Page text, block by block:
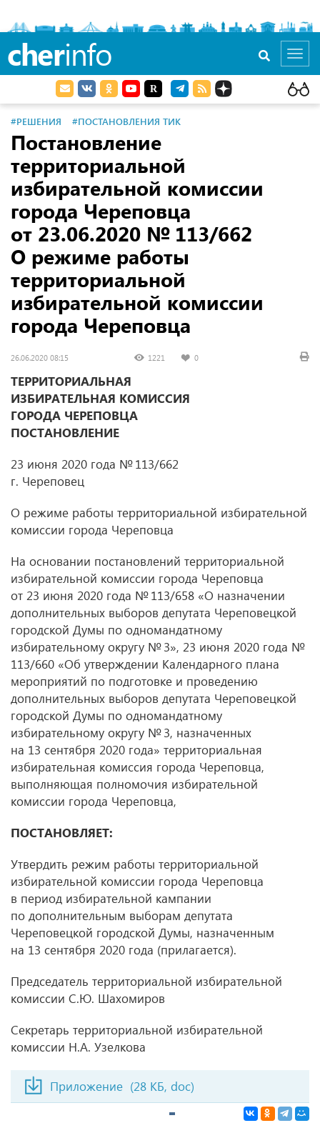
cherinfo
#РЕШЕНИЯ #ПОСТАНОВЛЕНИЯ ТИК
Постановление
территориальной
избирательной комиссии
города Череповца
от 23.06.2020 № 113/662
О режиме работы
территориальной
избирательной комиссии
города Череповца
26.06.2020 08:15 1221 0
ТЕРРИТОРИАЛЬНАЯ
ИЗБИРАТЕЛЬНАЯ КОМИССИЯ
ГОРОДА ЧЕРЕПОВЦА
ПОСТАНОВЛЕНИЕ
23 июня 2020 года № 113/662
г. Череповец
О режиме работы территориальной избирательной
комиссии города Череповца
На основании постановлений территориальной
избирательной комиссии города Череповца
от 23 июня 2020 года № 113/658 «О назначении
дополнительных выборов депутата Череповецкой
городской Думы по одномандатному
избирательному округу № 3», 23 июня 2020 года №
113/660 «Об утверждении Календарного плана
мероприятий по подготовке и проведению
дополнительных выборов депутата Череповецкой
городской Думы по одномандатному
избирательному округу № 3, назначенных
на 13 сентября 2020 года» территориальная
избирательная комиссия города Череповца,
выполняющая полномочия избирательной
комиссии города Череповца,
ПОСТАНОВЛЯЕТ:
Утвердить режим работы территориальной
избирательной комиссии города Череповца
в период избирательной кампании
по дополнительным выборам депутата
Череповецкой городской Думы, назначенным
на 13 сентября 2020 года (прилагается).
Председатель территориальной избирательной
комиссии С.Ю. Шахомиров
Секретарь территориальной избирательной
комиссии Н.А. Узелкова
Приложение (28 КБ, doc)